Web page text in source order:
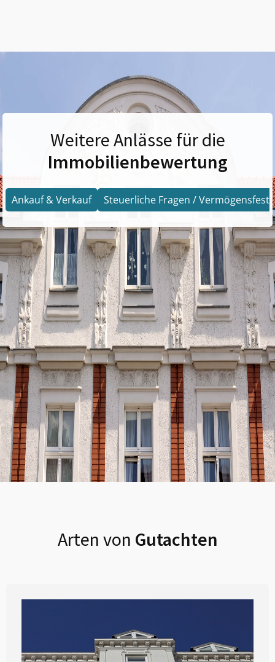
Weitere Anlässe für die
Immobilienbewertung
Ankauf & Verkauf Steuerliche Fragen /
Arten von Gutachten